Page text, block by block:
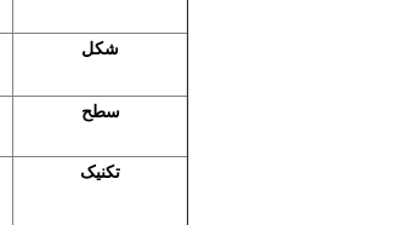
شکل
سطح
تکنیک